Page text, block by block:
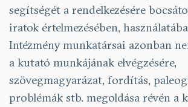
segítségét a rendelkezésére
iratok értelmezésében,
Intézmény munkatársai azonban
a kutató munkájának elvégzésére,
szövegmagyarázat, fordítás,
problémák stb. megoldása révén a